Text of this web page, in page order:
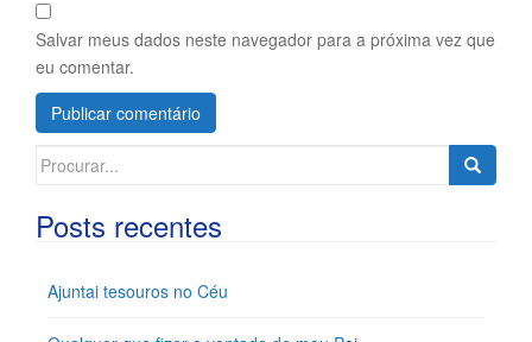
Salvar meus dados neste navegador para a próxima vez que
eu comentar.
Search
Posts recentes
Ajuntai tesouros no Céu